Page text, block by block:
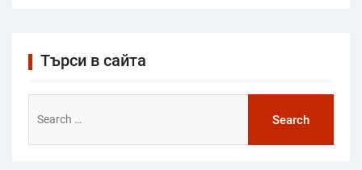
Търси в сайта
for: